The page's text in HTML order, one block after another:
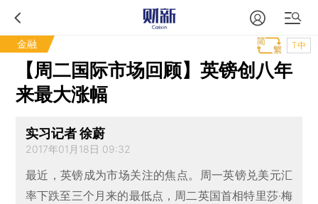
金融 T中
【周二国际市场回顾】英镑创八年
来最大涨幅
实习记者 徐蔚
2017年01月18日 09:32
最近，英镑成为市场关注的焦点。周一英镑兑美元汇
率下跌至三个月来的最低点，周二英国首相特里莎·梅